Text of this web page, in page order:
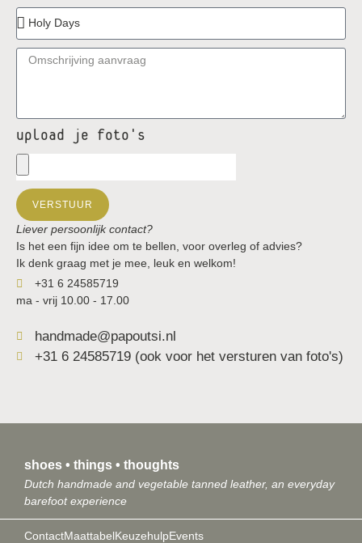
upload je foto's
VERSTUUR
Liever persoonlijk contact?
Is het een fijn idee om te bellen, voor overleg of advies?
Ik denk graag met je mee, leuk en welkom!
+31 6 24585719
ma - vrij 10.00 - 17.00
handmade@papoutsi.nl
+31 6 24585719 (ook voor het versturen van foto's)
shoes • things • thoughts
Dutch handmade and vegetable tanned leather, an everyday
barefoot experience
ContactMaattabelKeuzehulpEvents